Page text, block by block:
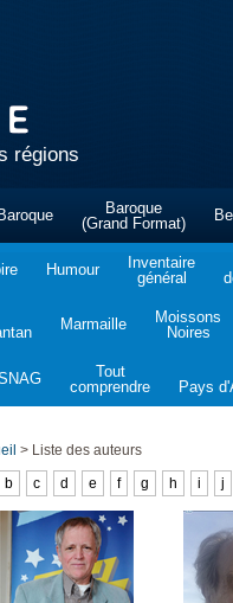
régions
Baroque
Baroque
(Grand Format)
Humour
Inventaire
général
Marmaille
Moissons
Noires
Tout
comprendre
Pays
> Liste des auteurs
b c d e f g h i j